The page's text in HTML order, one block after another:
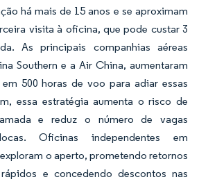
há mais de 15 anos e se aproximam
visita à oficina, que pode custar 3
As principais companhias aéreas
Southern e a Air China, aumentaram
500 horas de voo para adiar essas
essa estratégia aumenta o risco de
e reduz o número de vagas
Oficinas independentes em
o aperto, prometendo retornos
e concedendo descontos nas